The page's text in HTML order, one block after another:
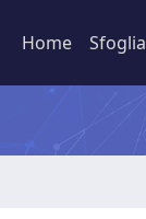
Home Sfoglia